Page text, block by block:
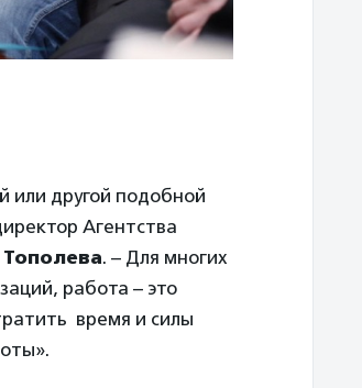
или другой подобной
Агентства
. – Для многих
работа – это
время и силы